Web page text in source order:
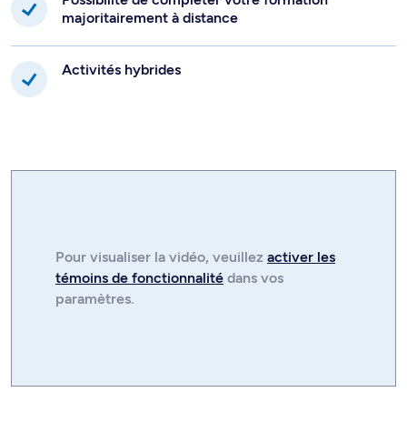
majoritairement à distance
Activités hybrides
Pour visualiser la vidéo, veuillez activer les
témoins de fonctionnalité dans vos
paramètres.